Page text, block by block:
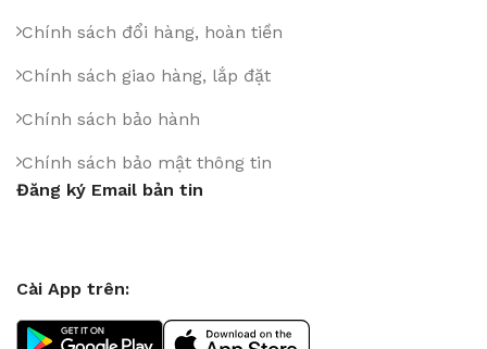
Chính sách đổi hàng, hoàn tiền
Chính sách giao hàng, lắp đặt
Chính sách bảo hành
Chính sách bảo mật thông tin
Đăng ký Email bản tin
Cài App trên: